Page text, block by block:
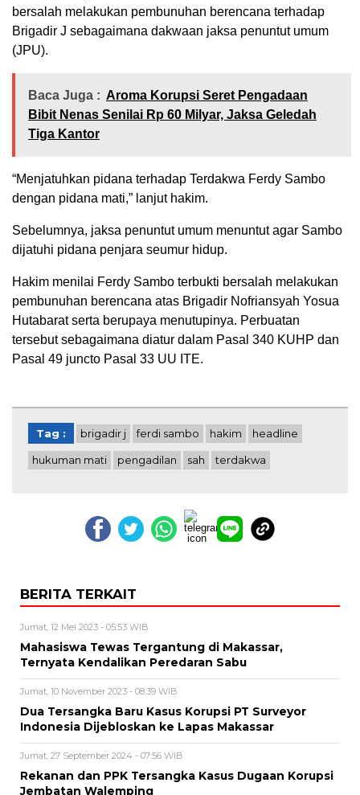
bersalah melakukan pembunuhan berencana terhadap
Brigadir J sebagaimana dakwaan jaksa penuntut umum
(JPU).
Baca Juga : Aroma Korupsi Seret Pengadaan
Bibit Nenas Senilai Rp 60 Milyar, Jaksa Geledah
Tiga Kantor
“Menjatuhkan pidana terhadap Terdakwa Ferdy Sambo
dengan pidana mati,” lanjut hakim.
Sebelumnya, jaksa penuntut umum menuntut agar Sambo
dijatuhi pidana penjara seumur hidup.
Hakim menilai Ferdy Sambo terbukti bersalah melakukan
pembunuhan berencana atas Brigadir Nofriansyah Yosua
Hutabarat serta berupaya menutupinya. Perbuatan
tersebut sebagaimana diatur dalam Pasal 340 KUHP dan
Pasal 49 juncto Pasal 33 UU ITE.
Tag : brigadir j ferdi sambo hakim headline
hukuman mati pengadilan sah terdakwa
BERITA TERKAIT
Jumat, 12 Mei 2023 - 05:53 WIB
Mahasiswa Tewas Tergantung di Makassar,
Ternyata Kendalikan Peredaran Sabu
Jumat, 10 November 2023 - 08:39 WIB
Dua Tersangka Baru Kasus Korupsi PT Surveyor
Indonesia Dijebloskan ke Lapas Makassar
Jumat, 27 September 2024 - 07:56 WIB
Rekanan dan PPK Tersangka Kasus Dugaan Korupsi
Jembatan Walemping